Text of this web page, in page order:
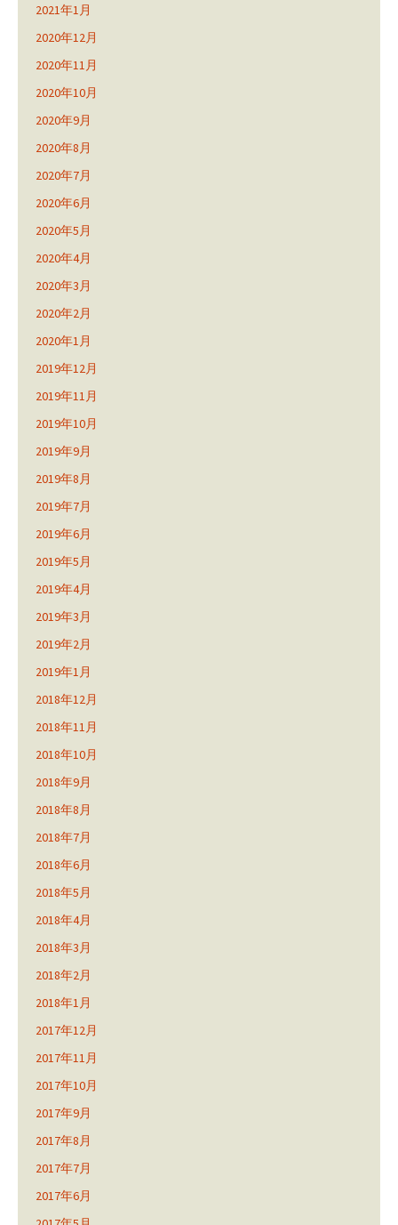
2021年1月
2020年12月
2020年11月
2020年10月
2020年9月
2020年8月
2020年7月
2020年6月
2020年5月
2020年4月
2020年3月
2020年2月
2020年1月
2019年12月
2019年11月
2019年10月
2019年9月
2019年8月
2019年7月
2019年6月
2019年5月
2019年4月
2019年3月
2019年2月
2019年1月
2018年12月
2018年11月
2018年10月
2018年9月
2018年8月
2018年7月
2018年6月
2018年5月
2018年4月
2018年3月
2018年2月
2018年1月
2017年12月
2017年11月
2017年10月
2017年9月
2017年8月
2017年7月
2017年6月